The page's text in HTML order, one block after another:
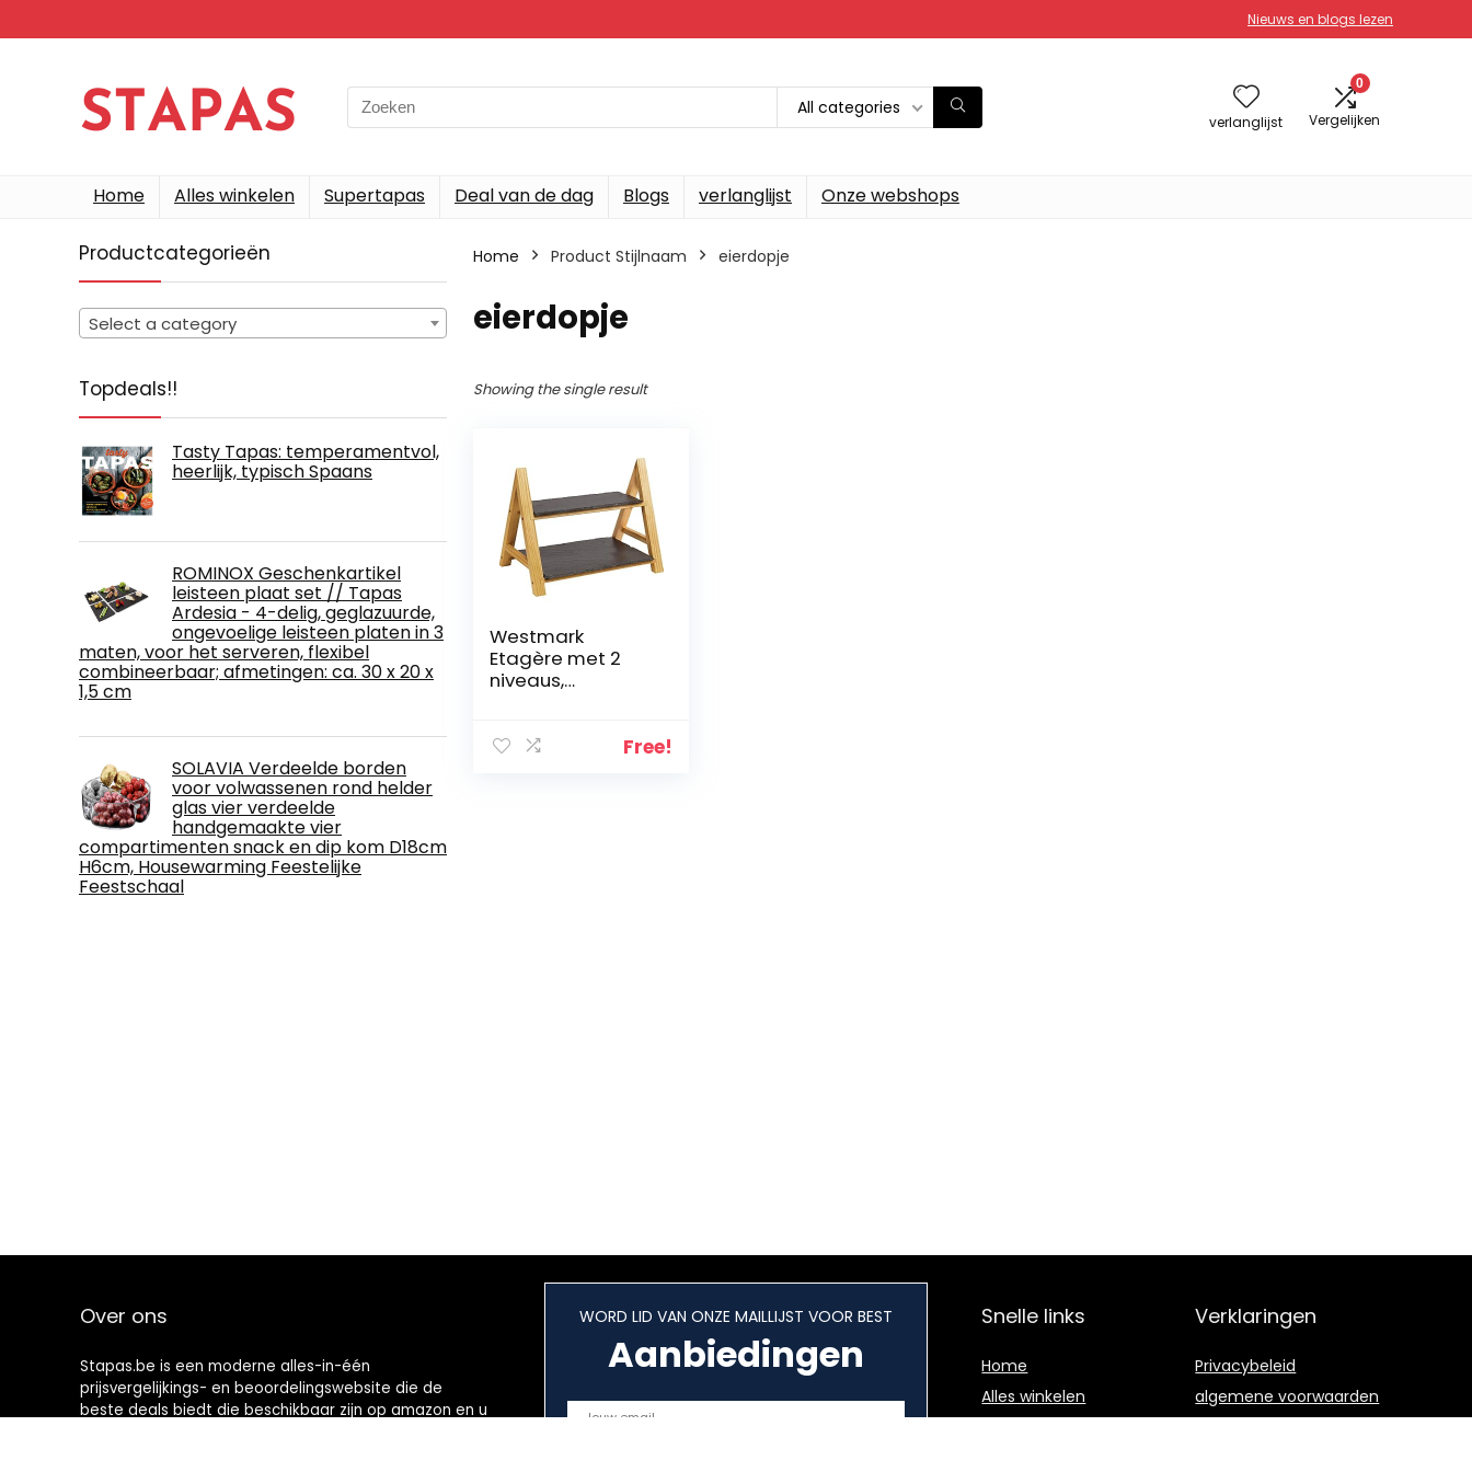
Nieuws en blogs lezen
Search
for:
All categories
verlanglijst
0
Vergelijken
Home Alles winkelen Supertapas Deal van de dag Blogs verlanglijst Onze webshops
Productcategorieën
Select a category
Topdeals!!
Tasty Tapas: temperamentvol,
heerlijk, typisch Spaans
ROMINOX Geschenkartikel
leisteen plaat set // Tapas
Ardesia - 4-delig, geglazuurde,
ongevoelige leisteen platen in 3
maten, voor het serveren, flexibel
combineerbaar; afmetingen: ca. 30 x 20 x
1,5 cm
SOLAVIA Verdeelde borden
voor volwassenen rond helder
glas vier verdeelde
handgemaakte vier
compartimenten snack en dip kom D18cm
H6cm, Housewarming Feestelijke
Feestschaal
Home Product Stijlnaam eierdopje
eierdopje
Showing the single result
Westmark
Etagère met 2
niveaus,
leisteen/grenen,Free!
Over ons
Stapas.be is een moderne alles-in-één
prijsvergelijkings- en beoordelingswebsite die de
beste deals biedt die beschikbaar zijn op amazon en u
WORD LID VAN ONZE MAILLIJST VOOR BEST
Aanbiedingen
Snelle links
Home
Alles winkelen
Verklaringen
Privacybeleid
algemene voorwaarden